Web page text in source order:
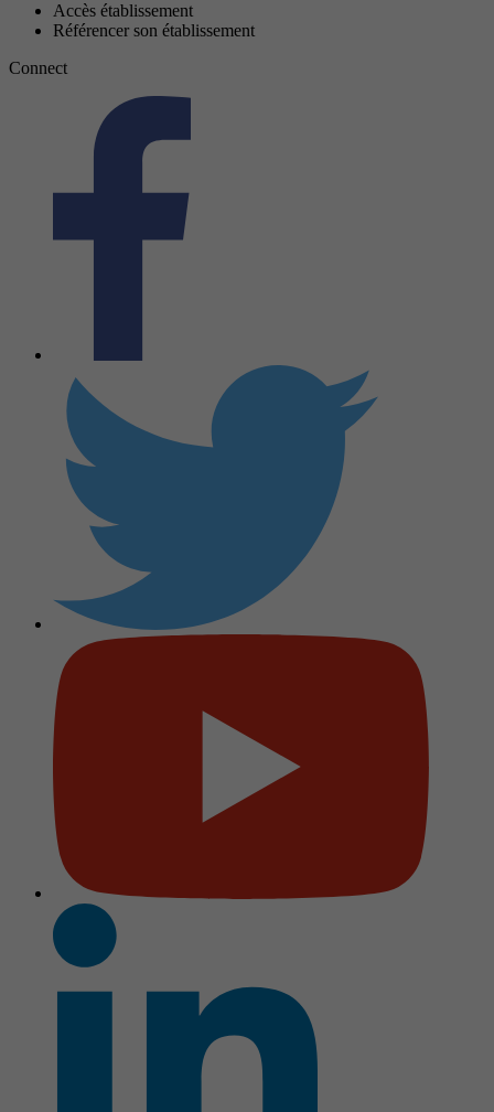
Accès établissement
Référencer son établissement
Connect